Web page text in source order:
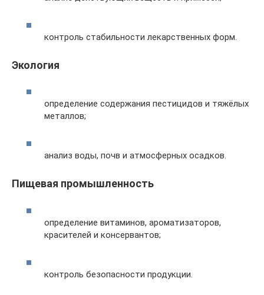
контроль стабильности лекарственных форм.
Экология
определение содержания пестицидов и тяжёлых
металлов;
анализ воды, почв и атмосферных осадков.
Пищевая промышленность
определение витаминов, ароматизаторов,
красителей и консервантов;
контроль безопасности продукции.